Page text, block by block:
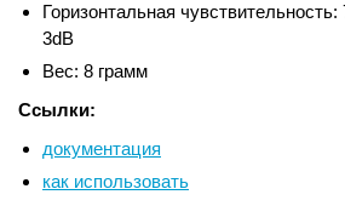
Горизонтальная
3dB
Вес: 8 грамм
Ссылки:
документация
как использовать